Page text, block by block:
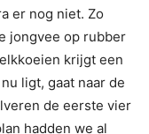
er nog niet. Zo
jongvee op rubber
krijgt een
ligt, gaat naar de
de eerste vier
hadden we al